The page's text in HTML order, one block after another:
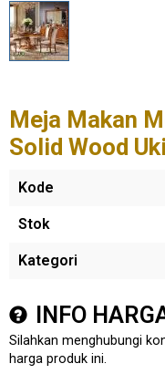
Meja Makan
Solid Wood
Kode
Stok
Kategori
INFO
Silahkan menghubungi
harga produk ini.